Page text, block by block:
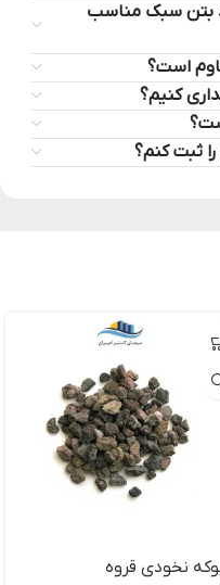
بتن سبک مناسب
نخودی قروه